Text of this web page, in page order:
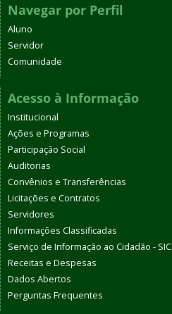
Navegar por Perfil
Aluno
Servidor
Comunidade
Acesso à Informação
Institucional
Ações e Programas
Participação Social
Auditorias
Convênios e Transferências
Licitações e Contratos
Servidores
Informações Classificadas
Serviço de Informação ao Cidadão - SIC
Receitas e Despesas
Dados Abertos
Perguntas Frequentes